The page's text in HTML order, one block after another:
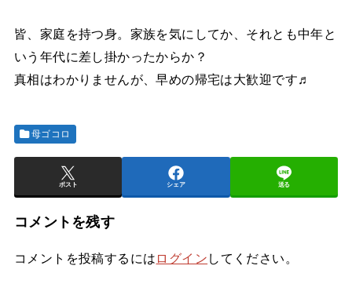
皆、家庭を持つ身。家族を気にしてか、それとも中年と
いう年代に差し掛かったからか？
真相はわかりませんが、早めの帰宅は大歓迎です♬
母ゴコロ
ポスト シェア 送る
コメントを残す
コメントを投稿するには ログイン してください。